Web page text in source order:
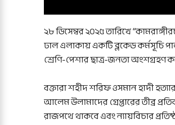
২৮ ডিসেম্বর ২০২৫ তারিখে
ঢাল এলাকায় একটি ব্লকেড কর্মসূচি
শ্রেণি-পেশার ছাত্র-জনতা অংশগ্রহণ
বক্তারা শহীদ শরিফ ওসমান হাদী
আলেম উলামাদের গ্রেপ্তারের তীব্র
রাজপথে থাকবে এবং ন্যায়বিচার